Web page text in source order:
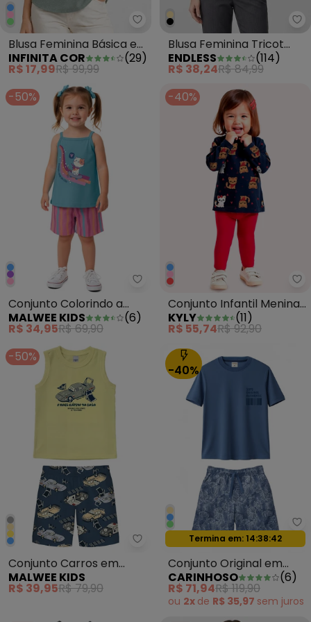
Infinita Cor - Blusa Feminina
Blusa Feminina Básica em
Malha Golf Verde
INFINITA COR (29)
R$ 17,99R$ 99,99
Blusa Feminina Tricot
Decote Canoa Off White
ENDLESS (114)
R$ 38,24R$ 84,99
-50%
Malwee Kids - Conjunto
Conjunto Colorindo a
Cidade Azul
MALWEE KIDS (6)
R$ 34,95R$ 69,90
-40%
Conjunto Infantil Menina
Gatos Azul
KYLY (11)
R$ 55,74R$ 92,90
-50%
Malwee Kids - Conjunto
Conjunto Carros em
Moletinho Amarelo
MALWEE KIDS
R$ 39,95R$ 79,90
-40%
Oferta relâmpago
Termina em: 14:38:39
Conjunto Original em
Malha Azul
CARINHOSO (6)
R$ 71,94R$ 119,90
ou 2x de R$ 35,97 sem juros